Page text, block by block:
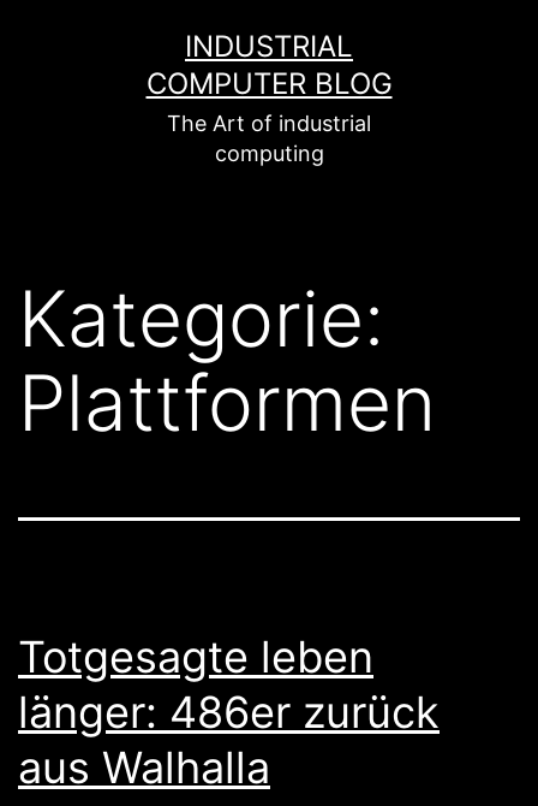
INDUSTRIAL
COMPUTER BLOG
The Art of industrial
computing
Kategorie:
Plattformen
Totgesagte leben
länger: 486er zurück
aus Walhalla